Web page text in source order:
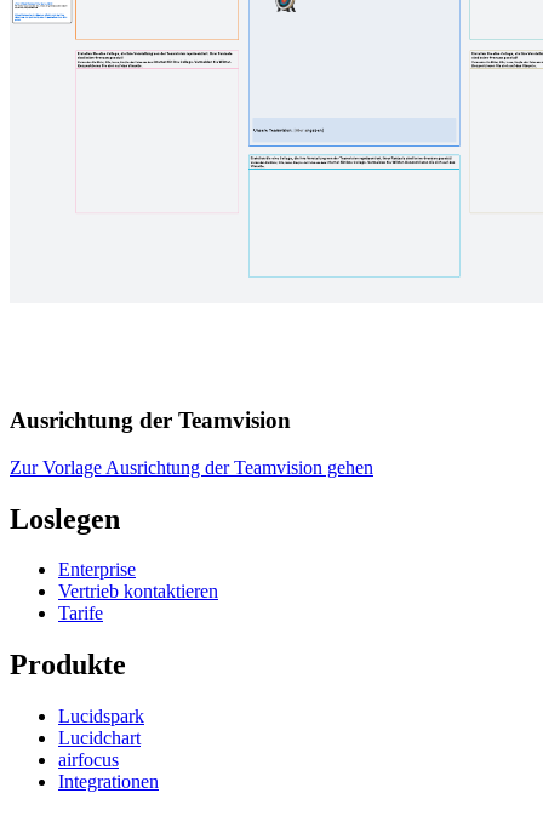
Ausrichtung der Teamvision
Zur Vorlage Ausrichtung der Teamvision gehen
Loslegen
Enterprise
Vertrieb kontaktieren
Tarife
Produkte
Lucidspark
Lucidchart
airfocus
Integrationen